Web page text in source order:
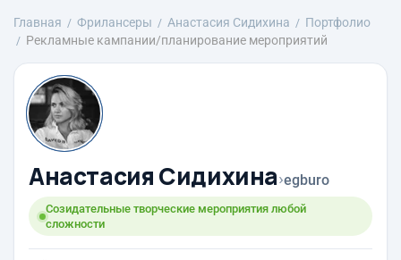
Главная Фрилансеры Анастасия Сидихина
Портфолио
Рекламные кампании/планирование мероприятий
Анастасия Сидихина›egburo
Созидательные творческие мероприятия любой
сложности